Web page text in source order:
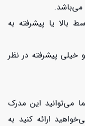
متوسط بالا یا پیشرفته به
عالی و خیلی پیشرفته در نظر
و شما می‌توانید این مدرک
ارائه کنید به